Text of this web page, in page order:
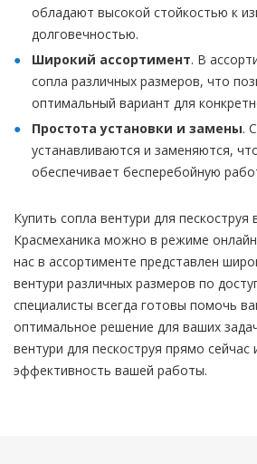
обладают высокой стойкостью к
долговечностью.
Широкий ассортимент. В
сопла различных размеров, что
оптимальный вариант для
Простота установки и замены.
устанавливаются и заменяются,
обеспечивает бесперебойную
Купить сопла вентури для пескоструя
Красмеханика можно в режиме
нас в ассортименте представлен
вентури различных размеров по
специалисты всегда готовы помочь
оптимальное решение для ваших
вентури для пескоструя прямо
эффективность вашей работы.